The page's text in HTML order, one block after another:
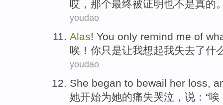
哎 ， 那个最终被证明也不是真的
youdao
Alas! You only remind me of
唉 ！ 你只是让我想起我失去了什
youdao
She began to bewail her loss,
她开始为她的痛失哭泣， 说 ：“唉